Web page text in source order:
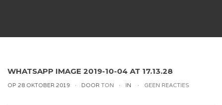
WHATSAPP IMAGE 2019-10-04 AT 17.13.28
OP 28 OKTOBER 2019 DOOR TON IN GEEN REACTIES